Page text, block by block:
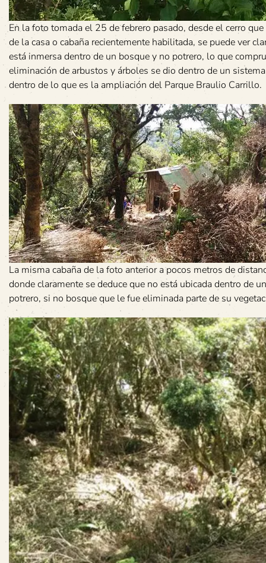
En la foto tomada el 25 de febrero pasado, desde el cerro
de la casa o cabaña recientemente habilitada, se puede ver
está inmersa dentro de un bosque y no potrero, lo que
eliminación de arbustos y árboles se dio dentro de un
dentro de lo que es la ampliación del Parque Braulio Carrillo.
La misma cabaña de la foto anterior a pocos metros de
donde claramente se deduce que no está ubicada dentro de un
potrero, si no bosque que le fue eliminada parte de su